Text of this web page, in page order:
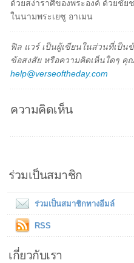
ด้วยสง่าราศีของพระองค์ ด้วยชั
ในนามพระเยซู อาเมน
ฟิล แวร์ เป็นผู้เขียนในส่วนที่เป็
ข้อสงสัย หรือความคิดเห็นใดๆ คุ
help@verseoftheday.com
ความคิดเห็น
ร่วมเป็นสมาชิก
ร่วมเป็นสมาชิกทางอีมล์
RSS
เกี่ยวกับเรา